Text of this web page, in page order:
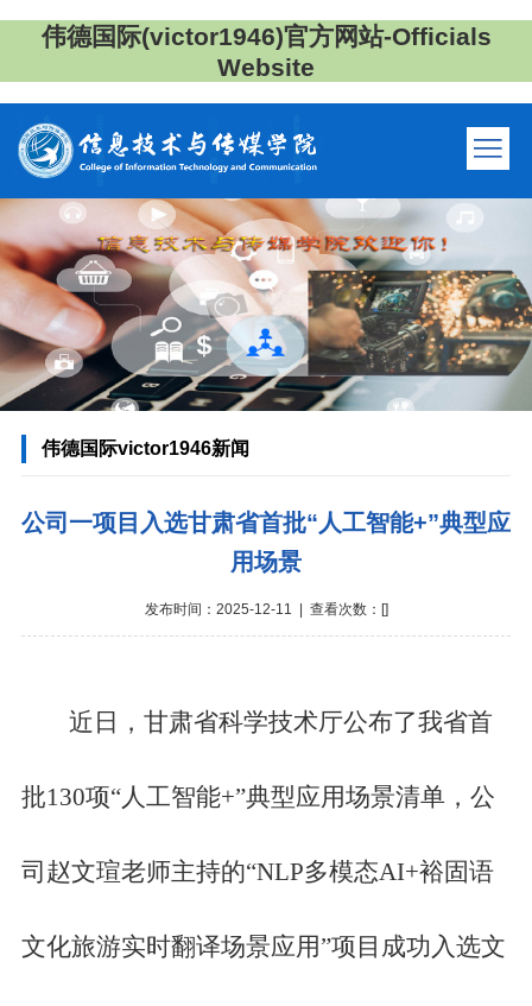
伟德国际(victor1946)官方网站-Officials
Website
伟德国际victor1946新闻
公司一项目入选甘肃省首批“人工智能+”典型应
用场景
发布时间：2025-12-11 | 查看次数：[]
近日，甘肃省科学技术厅公布了我省首
批130项“人工智能+”典型应用场景清单，公
司赵文瑄老师主持的“NLP多模态AI+裕固语
文化旅游实时翻译场景应用”项目成功入选文